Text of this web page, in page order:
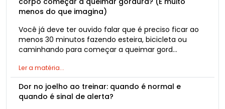
menos do que imagina)
Você já deve ter ouvido falar que é preciso ficar ao
menos 30 minutos fazendo esteira, bicicleta ou
caminhando para começar a queimar gord…
Ler a matéria...
Dor no joelho ao treinar: quando é normal e
quando é sinal de alerta?